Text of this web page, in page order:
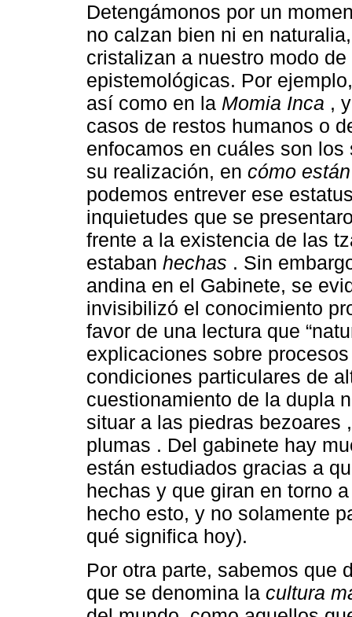
Detengámonos por un
no calzan bien ni en
cristalizan a nuestro modo
epistemológicas. Por
así como en la Momia Inca ,
casos de restos humanos o
enfocamos en cuáles son
su realización, en cómo
podemos entrever ese
inquietudes que se
frente a la existencia de las
estaban hechas . Sin
andina en el Gabinete, se
invisibilizó el conocimiento
favor de una lectura que
explicaciones sobre
condiciones particulares de
cuestionamiento de la dupla
situar a las piedras bezoares
plumas . Del gabinete hay
están estudiados gracias a
hechas y que giran en torno
hecho esto, y no solamente
qué significa hoy).
Por otra parte, sabemos que
que se denomina la cultura